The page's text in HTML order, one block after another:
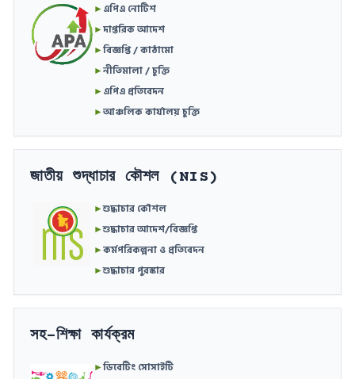
►এপিএ নোটিশ
►দাপ্তরিক আদেশ
►বিজ্ঞপ্তি / কাঠামো
►নীতিমালা / চুক্তি
►এপিএ প্রতিবেদন
►আঞ্চলিক কার্যালয় চুক্তি
জাতীয় শুদ্ধাচার কৌশল (NIS)
►শুদ্ধাচার কৌশল
►শুদ্ধাচার আদেশ/বিজ্ঞপ্তি
►কর্মপরিকল্পনা ও প্রতিবেদন
►শুদ্ধাচার পুরস্কার
সহ-শিক্ষা কার্যক্রম
►ডিবেটিং সোসাইটি